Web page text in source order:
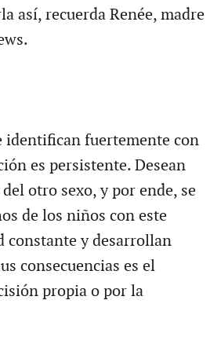
así, recuerda Renée, madre
identifican fuertemente con
es persistente. Desean
otro sexo, y por ende, se
de los niños con este
constante y desarrollan
consecuencias es el
propia o por la